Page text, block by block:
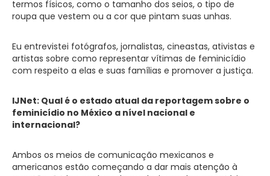
termos físicos, como o tamanho dos seios, o tipo de
roupa que vestem ou a cor que pintam suas unhas.
Eu entrevistei fotógrafos, jornalistas, cineastas, ativistas e
artistas sobre como representar vítimas de feminicídio
com respeito a elas e suas famílias e promover a justiça.
IJNet: Qual é o estado atual da reportagem sobre o
feminicídio no México a nível nacional e
internacional?
Ambos os meios de comunicação mexicanos e
americanos estão começando a dar mais atenção à